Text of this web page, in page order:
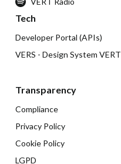
Tech
Developer Portal (APIs)
VERS - Design System VERT
Transparency
Compliance
Privacy Policy
Cookie Policy
LGPD